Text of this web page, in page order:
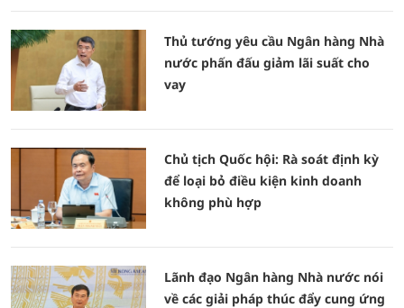
Thủ tướng yêu cầu Ngân hàng Nhà
nước phấn đấu giảm lãi suất cho
vay
Chủ tịch Quốc hội: Rà soát định kỳ
để loại bỏ điều kiện kinh doanh
không phù hợp
Lãnh đạo Ngân hàng Nhà nước nói
về các giải pháp thúc đẩy cung ứng